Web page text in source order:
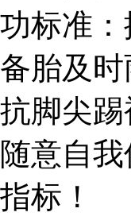
功标准
备胎及
抗脚尖
随意自
指标！